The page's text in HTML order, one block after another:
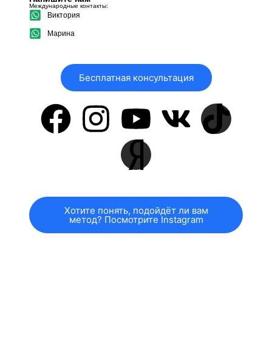
Международные контакты:
Виктория
Марина
Бесплатная консультация
Хотите понять, подойдёт ли вам
метод? Посмотрите Instagram